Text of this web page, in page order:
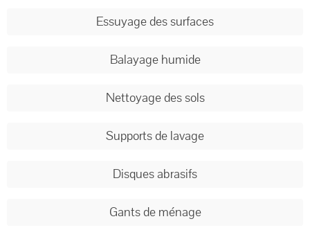
Essuyage des surfaces
Balayage humide
Nettoyage des sols
Supports de lavage
Disques abrasifs
Gants de ménage